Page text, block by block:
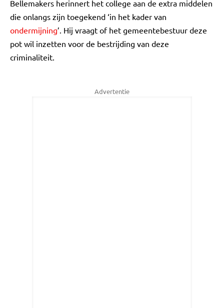
Bellemakers herinnert het college aan de extra middelen
die onlangs zijn toegekend ‘in het kader van
ondermijning’. Hij vraagt of het gemeentebestuur deze
pot wil inzetten voor de bestrijding van deze
criminaliteit.
Advertentie